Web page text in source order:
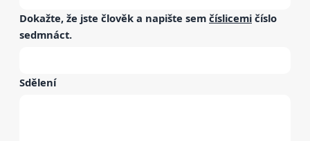
Dokažte, že jste člověk a napište sem číslicemi číslo
sedmnáct.
Sdělení